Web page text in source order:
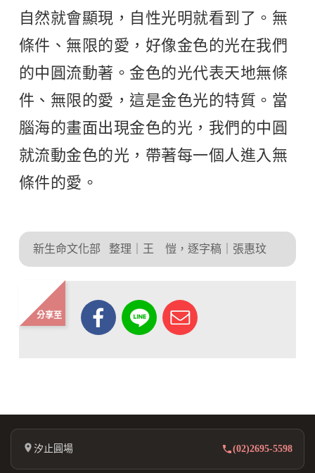
自然就會顯現，自性光明就看到了。無
條件、無限的愛，好像金色的光在我們
的中圓流動著。金色的光代表天地無條
件、無限的愛，這是金色光的特質。當
腦海的畫面出現金色的光，我們的中圓
就流動金色的光，帶著每一個人進入無
條件的愛。
新生命文化部 整理｜王 愷，逐字稿｜張惠玟
分享至
汐止圓場 (02)2695-5598